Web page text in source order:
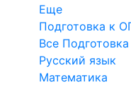
Еще
Подготовка к
Все
Русский язык
Математика